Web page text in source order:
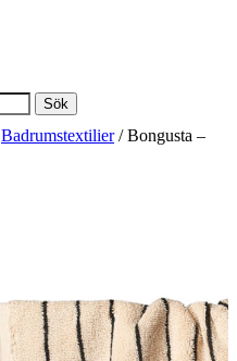
Sök
Badrumstextilier/ Bongusta –